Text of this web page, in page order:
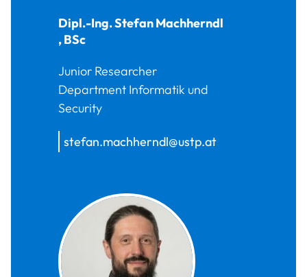
Dipl.-Ing.StefanMachherndl
,BSc
Junior Researcher
Department Informatik und
Security
stefan.machherndl@ustp.at